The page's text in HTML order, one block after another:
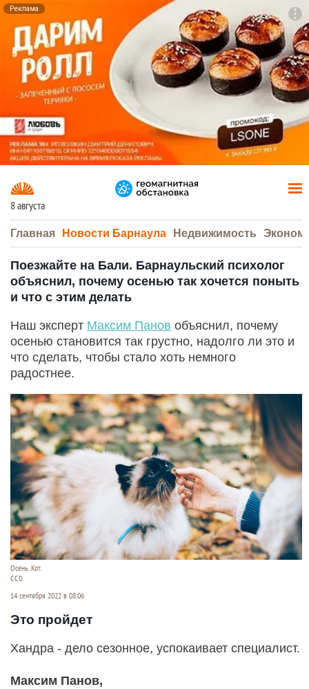
Реклама
8 августа
Главная Новости Барнаула Недвижимость
Поезжайте на Бали. Барнаульский психолог
объяснил, почему осенью так хочется поныть
и что с этим делать
Наш эксперт Максим Панов объяснил, почему
осенью становится так грустно, надолго ли это и
что сделать, чтобы стало хоть немного
радостнее.
Осень. Кот.
СС0
14 сентября 2022 в 08:06
Это пройдет
Хандра - дело сезонное, успокаивает специалист.
Максим Панов,